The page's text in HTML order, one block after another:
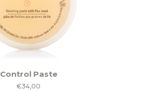
Control Paste
€34,00